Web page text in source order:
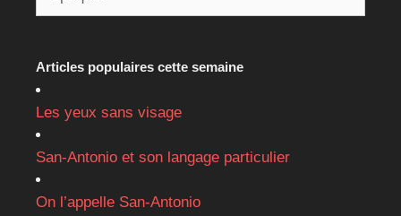
Articles populaires cette semaine
Les yeux sans visage
San-Antonio et son langage particulier
On l’appelle San-Antonio